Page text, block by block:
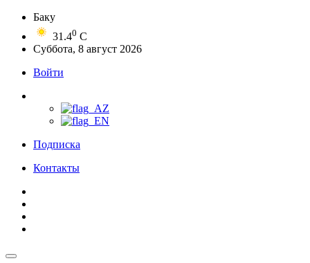
Баку
31.40 C
Суббота, 8 август 2026
Войти
Подписка
Контакты